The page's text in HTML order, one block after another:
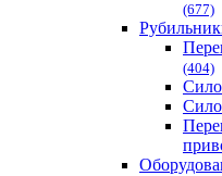
(677)
(404)